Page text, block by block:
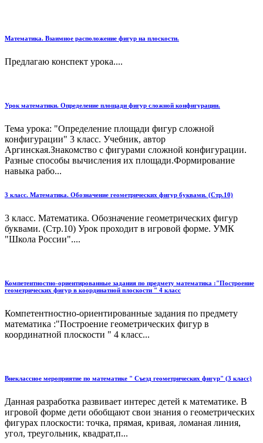
Математика. Взаимное расположение фигур на плоскости.
Предлагаю конспект урока....
Урок математики. Определение площади фигур сложной конфигурации.
Тема урока: "Определение площади фигур сложной
конфигурации" 3 класс. Учебник, автор
Аргинская.Знакомство с фигурами сложной конфигурации.
Разные способы вычисления их площади.Формирование
навыка рабо...
3 класс. Математика. Обозначение геометрических фигур буквами. (Стр.10)
3 класс. Математика. Обозначение геометрических фигур
буквами. (Стр.10) Урок проходит в игровой форме. УМК
"Школа России"....
Компетентностно-ориентированные задания по предмету математика :"Построение
геометрических фигур в координатной плоскости " 4 класс
Компетентностно-ориентированные задания по предмету
математика :"Построение геометрических фигур в
координатной плоскости " 4 класс...
Внеклассное мероприятие по математике " Съезд геометрических фигур" (3 класс)
Данная разработка развивает интерес детей к математике. В
игровой форме дети обобщают свои знания о геометрических
фигурах плоскости: точка, прямая, кривая, ломаная линия,
угол, треугольник, квадрат,п...